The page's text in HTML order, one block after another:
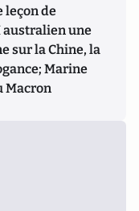
leçon de
australien une
sur la Chine, la
Marine
Macron